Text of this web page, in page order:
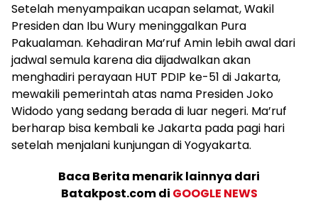
Setelah menyampaikan ucapan selamat, Wakil
Presiden dan Ibu Wury meninggalkan Pura
Pakualaman. Kehadiran Ma’ruf Amin lebih awal dari
jadwal semula karena dia dijadwalkan akan
menghadiri perayaan HUT PDIP ke-51 di Jakarta,
mewakili pemerintah atas nama Presiden Joko
Widodo yang sedang berada di luar negeri. Ma’ruf
berharap bisa kembali ke Jakarta pada pagi hari
setelah menjalani kunjungan di Yogyakarta.
Baca Berita menarik lainnya dari
Batakpost.com di GOOGLE NEWS